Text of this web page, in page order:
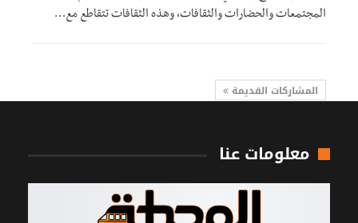
المجتمعات والحضارات والثقافات، وهذه الثقافات تتقاطع مع…
المشاركات القديمة
معلومات عنا